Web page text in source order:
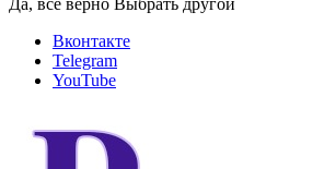
Да, все верно Выбрать другой
Вконтакте
Telegram
YouTube